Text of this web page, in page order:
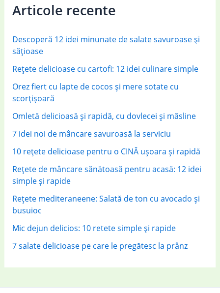
h
o
r
Articole recente
Descoperă 12 idei minunate de salate savuroase și
sățioase
Rețete delicioase cu cartofi: 12 idei culinare simple
Orez fiert cu lapte de cocos și mere sotate cu
scorțișoară
Omletă delicioasă și rapidă, cu dovlecei și măsline
7 idei noi de mâncare savuroasă la serviciu
10 rețete delicioase pentru o CINĂ ușoara și rapidă
Rețete de mâncare sănătoasă pentru acasă: 12 idei
simple și rapide
Rețete mediteraneene: Salată de ton cu avocado și
busuioc
Mic dejun delicios: 10 retete simple și rapide
7 salate delicioase pe care le pregătesc la prânz